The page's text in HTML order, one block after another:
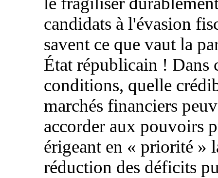
candidats à l'évasion
savent ce que vaut la
État républicain ! Dans
conditions, quelle
marchés financiers
accorder aux pouvoirs
érigeant en « priorité »
réduction des déficits